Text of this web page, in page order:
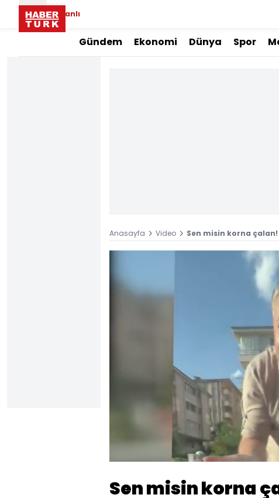
Canlı
Gündem Ekonomi Dünya Spor
Anasayfa Video Sen misin korna
Yüklendi:
Sen misin korna